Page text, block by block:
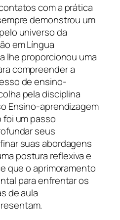
com a prática
demonstrou um
universo da
em Língua
lhe proporcionou uma
compreender a
de ensino-
pela disciplina
Ensino-aprendizagem
foi um passo
seus
suas abordagens
postura reflexiva e
que o aprimoramento
para enfrentar os
de aula